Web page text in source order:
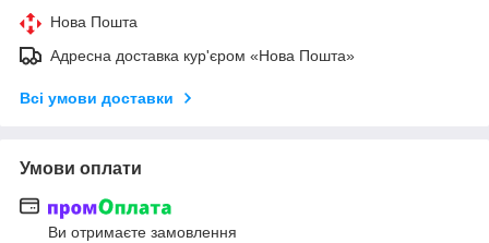
Нова Пошта
Адресна доставка кур'єром «Нова Пошта»
Всі умови доставки
Умови оплати
Ви отримаєте замовлення